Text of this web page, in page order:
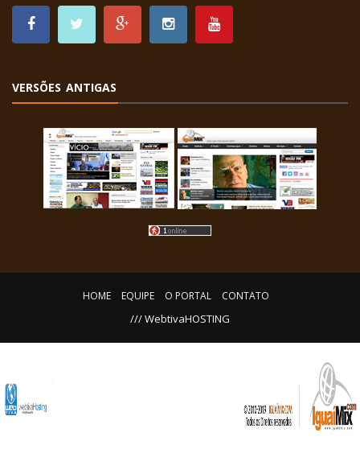
VERSÕES ANTIGAS
HOME EQUIPE O PORTAL CONTATO
/// WebtivaHOSTING